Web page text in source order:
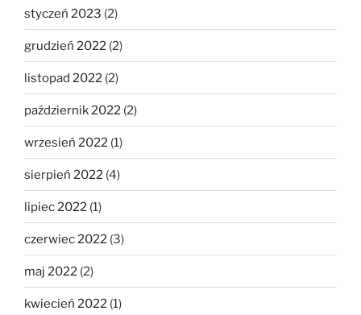
styczeń 2023 (2)
grudzień 2022 (2)
listopad 2022 (2)
październik 2022 (2)
wrzesień 2022 (1)
sierpień 2022 (4)
lipiec 2022 (1)
czerwiec 2022 (3)
maj 2022 (2)
kwiecień 2022 (1)